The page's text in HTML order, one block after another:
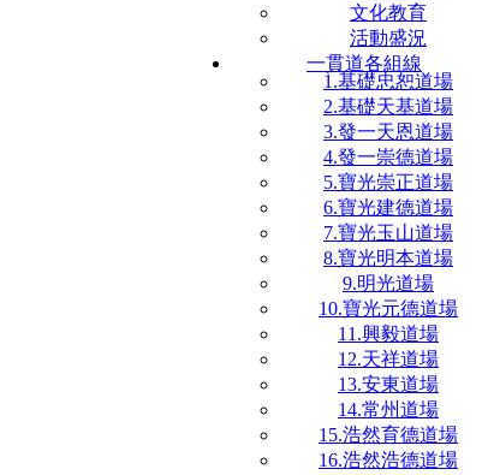
文化教育
活動盛況
一貫道各組線
1.基礎忠恕道場
2.基礎天基道場
3.發一天恩道場
4.發一崇德道場
5.寶光崇正道場
6.寶光建德道場
7.寶光玉山道場
8.寶光明本道場
9.明光道場
10.寶光元德道場
11.興毅道場
12.天祥道場
13.安東道場
14.常州道場
15.浩然育德道場
16.浩然浩德道場